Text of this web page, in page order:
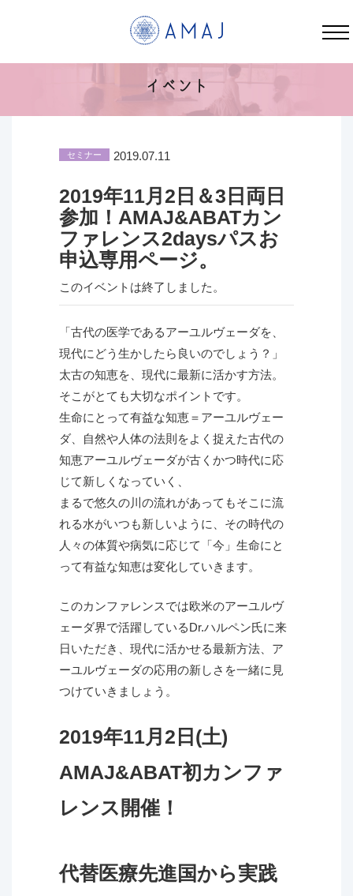
アーユルヴェーダ統合医療スペシャリスト ハルペン医師セミナー 2019年11月2日(土)＆3日(日)開
イベント
2019.07.11
セミナー
2019年11月2日＆3日両日
参加！AMAJ&ABATカン
ファレンス2daysパスお
申込専用ページ。
このイベントは終了しました。
「古代の医学であるアーユルヴェーダを、
現代にどう生かしたら良いのでしょう？」
太古の知恵を、現代に最新に活かす方法。
そこがとても大切なポイントです。
生命にとって有益な知恵＝アーユルヴェー
ダ、自然や人体の法則をよく捉えた古代の
知恵アーユルヴェーダが古くかつ時代に応
じて新しくなっていく、
まるで悠久の川の流れがあってもそこに流
れる水がいつも新しいように、その時代の
人々の体質や病気に応じて「今」生命にと
って有益な知恵は変化していきます。
このカンファレンスでは欧米のアーユルヴ
ェーダ界で活躍しているDr.ハルペン氏に来
日いただき、現代に活かせる最新方法、ア
ーユルヴェーダの応用の新しさを一緒に見
つけていきましょう。
2019年11月2日(土)
AMAJ&ABAT初カンファ
レンス開催！
代替医療先進国から実践